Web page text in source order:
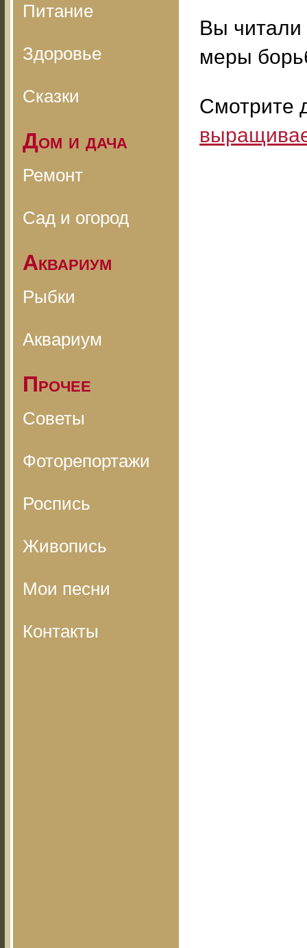
Питание
Здоровье
Сказки
Дом и дача
Ремонт
Сад и огород
Аквариум
Рыбки
Аквариум
Прочее
Советы
Фоторепортажи
Роспись
Живопись
Мои песни
Контакты
Вы читали
меры
Смотрите